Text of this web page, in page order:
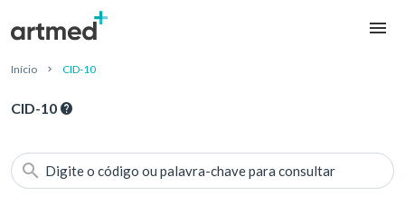
Início CID-10
CID-10
Digite o código ou palavra-chave para consultar